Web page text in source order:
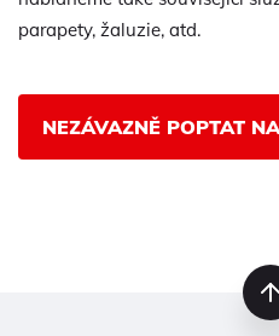
parapety, žaluzie, atd.
NEZÁVAZNĚ POPTAT